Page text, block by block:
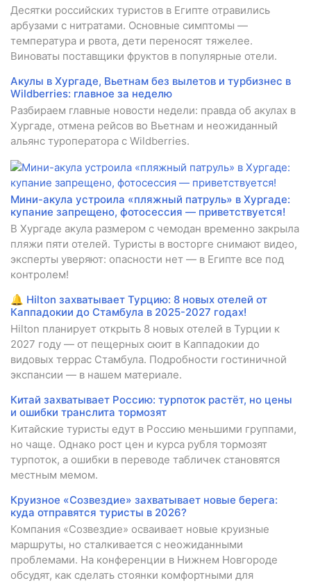
Десятки российских туристов в Египте отравились
арбузами с нитратами. Основные симптомы —
температура и рвота, дети переносят тяжелее.
Виноваты поставщики фруктов в популярные отели.
Акулы в Хургаде, Вьетнам без вылетов и турбизнес в
Wildberries: главное за неделю
Разбираем главные новости недели: правда об акулах в
Хургаде, отмена рейсов во Вьетнам и неожиданный
альянс туроператора с Wildberries.
Мини-акула устроила «пляжный патруль» в Хургаде:
купание запрещено, фотосессия — приветствуется!
В Хургаде акула размером с чемодан временно закрыла
пляжи пяти отелей. Туристы в восторге снимают видео,
эксперты уверяют: опасности нет — в Египте все под
контролем!
🔔 Hilton захватывает Турцию: 8 новых отелей от
Каппадокии до Стамбула в 2025-2027 годах!
Hilton планирует открыть 8 новых отелей в Турции к
2027 году — от пещерных сюит в Каппадокии до
видовых террас Стамбула. Подробности гостиничной
экспансии — в нашем материале.
Китай захватывает Россию: турпоток растёт, но цены
и ошибки транслита тормозят
Китайские туристы едут в Россию меньшими группами,
но чаще. Однако рост цен и курса рубля тормозят
турпоток, а ошибки в переводе табличек становятся
местным мемом.
Круизное «Созвездие» захватывает новые берега:
куда отправятся туристы в 2026?
Компания «Созвездие» осваивает новые круизные
маршруты, но сталкивается с неожиданными
проблемами. На конференции в Нижнем Новгороде
обсудят, как сделать стоянки комфортными для